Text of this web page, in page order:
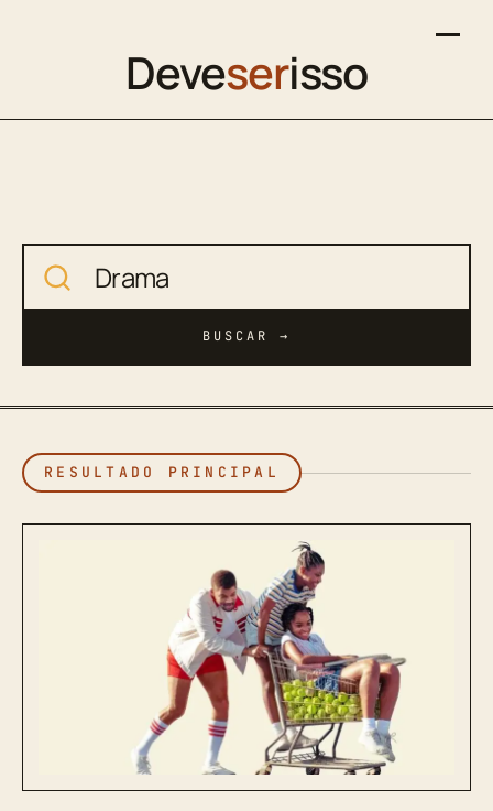
Deveserisso
Buscar no site
BUSCAR →
RESULTADO PRINCIPAL